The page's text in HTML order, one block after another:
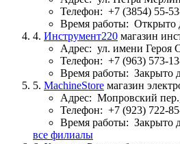
Телефон: +7 (3854) 55-
Время работы: Открыто
4. Инструмент220 магазин
Адрес: ул. имени Героя
Телефон: +7 (963) 573-
Время работы: Закрыто
5. MachineStore магазин
Адрес: Мопровский
Телефон: +7 (923) 722-
Время работы: Закрыто
все филиалы